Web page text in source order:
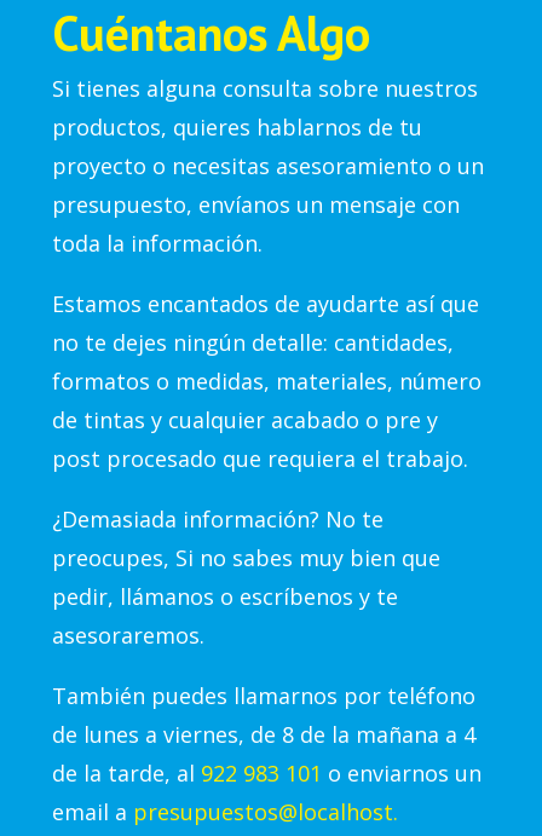
Cuéntanos Algo
Si tienes alguna consulta sobre nuestros
productos, quieres hablarnos de tu
proyecto o necesitas asesoramiento o un
presupuesto, envíanos un mensaje con
toda la información.
Estamos encantados de ayudarte así que
no te dejes ningún detalle: cantidades,
formatos o medidas, materiales, número
de tintas y cualquier acabado o pre y
post procesado que requiera el trabajo.
¿Demasiada información? No te
preocupes, Si no sabes muy bien que
pedir, llámanos o escríbenos y te
asesoraremos.
También puedes llamarnos por teléfono
de lunes a viernes, de 8 de la mañana a 4
de la tarde, al 922 983 101 o enviarnos un
email a presupuestos@localhost.